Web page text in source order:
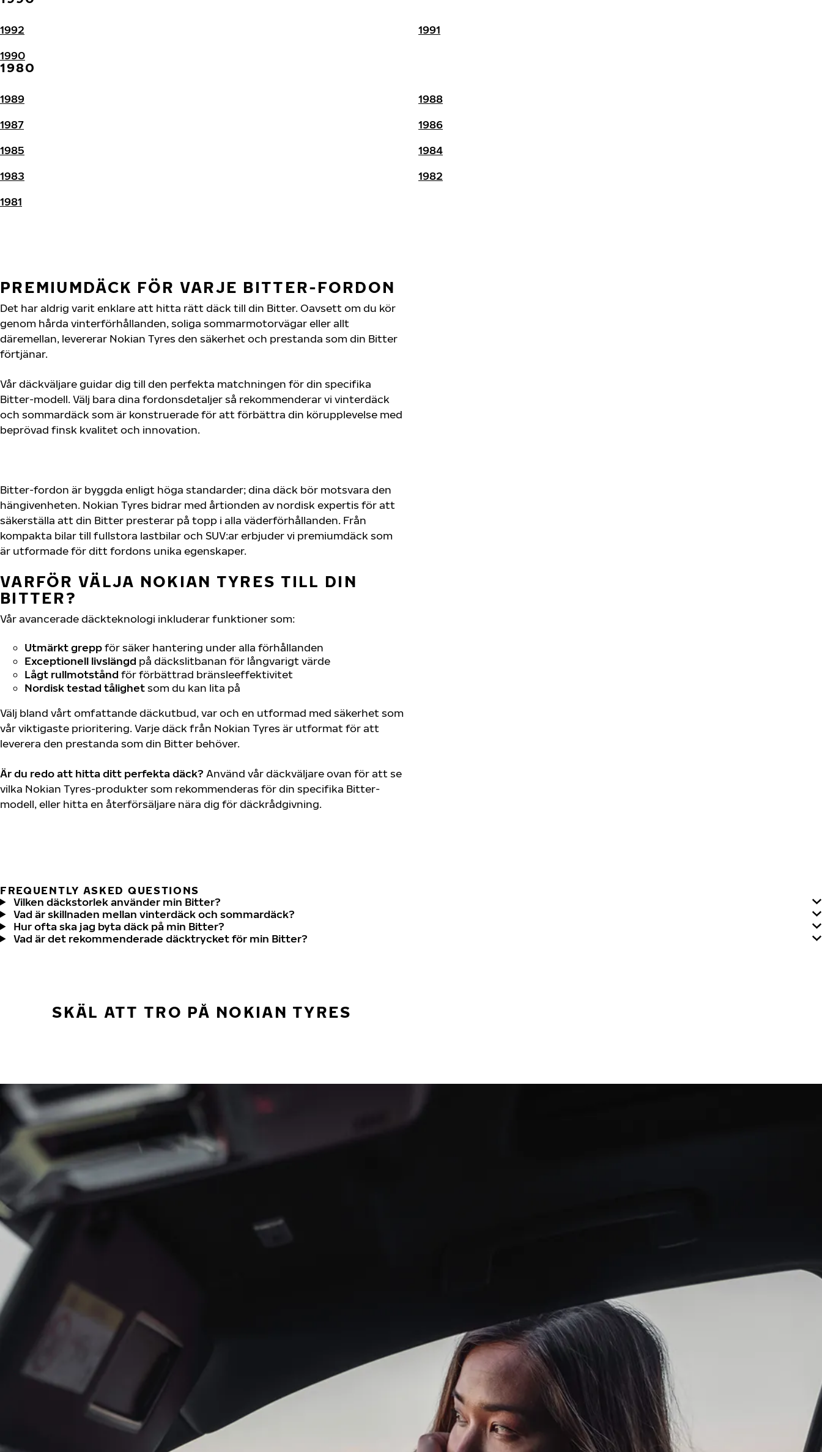
1992
1991
1990
1980
1989
1988
1987
1986
1985
1984
1983
1982
1981
PREMIUMDÄCK FÖR VARJE BITTER-FORDON
Det har aldrig varit enklare att hitta rätt däck till din Bitter. Oavsett om du kör
genom hårda vinterförhållanden, soliga sommarmotorvägar eller allt
däremellan, levererar Nokian Tyres den säkerhet och prestanda som din Bitter
förtjänar.
Vår däckväljare guidar dig till den perfekta matchningen för din specifika
Bitter-modell. Välj bara dina fordonsdetaljer så rekommenderar vi vinterdäck
och sommardäck som är konstruerade för att förbättra din körupplevelse med
beprövad finsk kvalitet och innovation.
Bitter-fordon är byggda enligt höga standarder; dina däck bör motsvara den
hängivenheten. Nokian Tyres bidrar med årtionden av nordisk expertis för att
säkerställa att din Bitter presterar på topp i alla väderförhållanden. Från
kompakta bilar till fullstora lastbilar och SUV:ar erbjuder vi premiumdäck som
är utformade för ditt fordons unika egenskaper.
VARFÖR VÄLJA NOKIAN TYRES TILL DIN
BITTER?
Vår avancerade däckteknologi inkluderar funktioner som:
Utmärkt greppför säker hantering under alla förhållanden
Exceptionell livslängd på däckslitbanan för långvarigt värde
Lågt rullmotstånd för förbättrad bränsleeffektivitet
Nordisk testad tålighetsom du kan lita på
Välj bland vårt omfattande däckutbud, var och en utformad med säkerhet som
vår viktigaste prioritering. Varje däck från Nokian Tyres är utformat för att
leverera den prestanda som din Bitter behöver.
Är du redo att hitta ditt perfekta däck? Använd vår däckväljare ovan för att se
vilka Nokian Tyres-produkter som rekommenderas för din specifika Bitter-
modell, eller hitta en återförsäljare nära dig för däckrådgivning.
FREQUENTLY ASKED QUESTIONS
Vilken däckstorlek använder min Bitter?
Vad är skillnaden mellan vinterdäck och sommardäck?
Hur ofta ska jag byta däck på min Bitter?
Vad är det rekommenderade däcktrycket för min Bitter?
SKÄL ATT TRO PÅ NOKIAN TYRES